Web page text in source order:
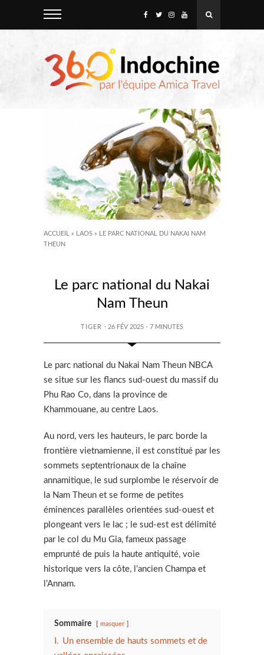
ACCUEIL » LAOS »
LE PARC NATIONAL DU NAKAI NAM
THEUN
Le parc national du Nakai
Nam Theun
TIGER · 26 FÉV 2025 · 7 MINUTES
Le parc national du Nakai Nam Theun NBCA
se situe sur les flancs sud-ouest du massif du
Phu Rao Co, dans la province de
Khammouane, au centre Laos.
Au nord, vers les hauteurs, le parc borde la
frontière vietnamienne, il est constitué par les
sommets septentrionaux de la chaîne
annamitique, le sud surplombe le réservoir de
la Nam Theun et se forme de petites
éminences parallèles orientées sud-ouest et
plongeant vers le lac ; le sud-est est délimité
par le col du Mu Gia, fameux passage
emprunté de puis la haute antiquité, voie
historique vers la côte, l’ancien Champa et
l’Annam.
Sommaire masquer
I. Un ensemble de hauts sommets et de